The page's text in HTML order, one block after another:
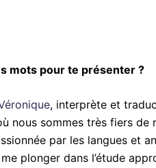
mots pour te présenter ?
, interprète et
nous sommes très fiers de
par les langues et
plonger dans l’étude